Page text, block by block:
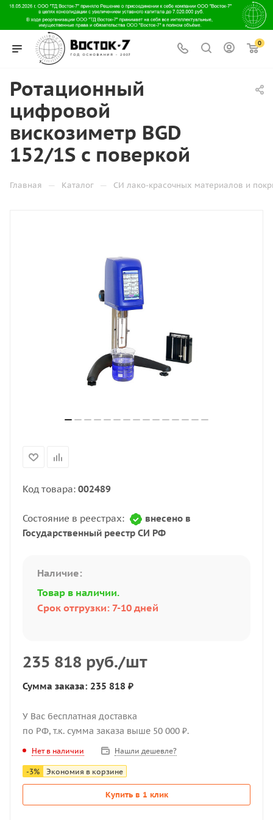
0
Ротационный
цифровой
вискозиметр BGD
152/1S с поверкой
Главная — Каталог — СИ лако-красочных материалов и
Код товара: 002489
Состояние в реестрах:
внесено в
Государственный реестр СИ РФ
Наличие:
Товар в наличии.
Срок отгрузки: 7-10 дней
235 818 руб./шт
Сумма заказа: 235 818 ₽
У Вас бесплатная доставка
по РФ, т.к. сумма заказа выше 50 000 ₽.
Нет в наличии Нашли дешевле?
-3% Экономия в корзине
Купить в 1 клик